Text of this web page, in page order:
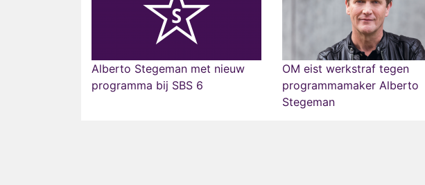
Alberto Stegeman met nieuw
programma bij SBS 6
OM eist werkstraf tegen
programmamaker Alberto
Stegeman